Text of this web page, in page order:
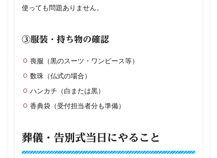
使っても問題ありません。
③服装・持ち物の確認
喪服（黒のスーツ・ワンピース等）
数珠（仏式の場合）
ハンカチ（白または黒）
香典袋（受付担当者分も準備）
葬儀・告別式当日にやること